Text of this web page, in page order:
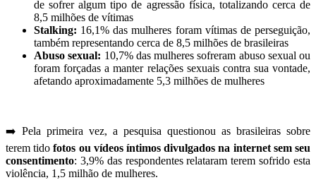
de sofrer algum tipo de agressão física, totalizando cerca de
8,5 milhões de vítimas
Stalking: 16,1% das mulheres foram vítimas de perseguição,
também representando cerca de 8,5 milhões de brasileiras
Abuso sexual: 10,7% das mulheres sofreram abuso sexual ou
foram forçadas a manter relações sexuais contra sua vontade,
afetando aproximadamente 5,3 milhões de mulheres
➡️ Pela primeira vez, a pesquisa questionou as brasileiras sobre
terem tidofotos ou vídeos íntimos divulgados na internet sem seu
consentimento: 3,9% das respondentes relataram terem sofrido esta
violência, 1,5 milhão de mulheres.